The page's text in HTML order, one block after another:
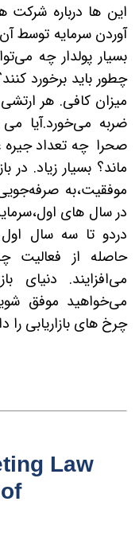
این ها درباره
آوردن سرمایه توسط
بسیار پولدار چه
چطور باید برخورد
میزان کافی. هر
ضربه می‌خورد.آیا
صحرا چه تعداد
ماند؟ بسیار زیاد. در
موفقیت،به
در سال های
دردو تا سه سال اول
حاصله از فعالیت
می‌افزایند. دنیای
می‌خواهید موفق
چرخ های بازاریابی را
Law